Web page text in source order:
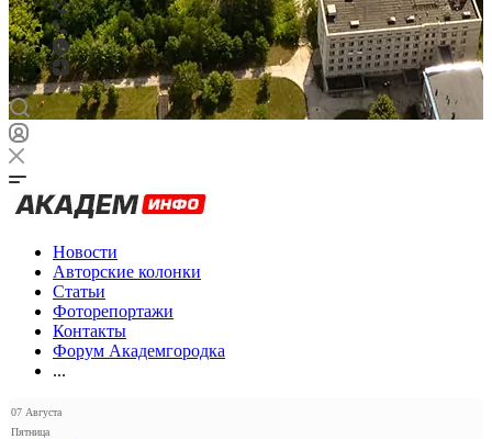
Новости
Авторские колонки
Статьи
Фоторепортажи
Контакты
Форум Академгородка
...
07 Августа
Пятница